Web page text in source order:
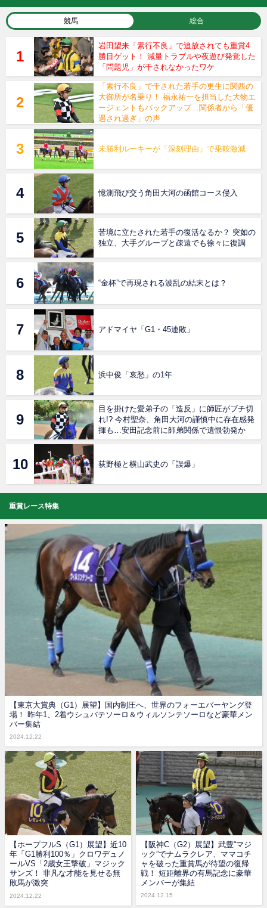
競馬 総合
岩田望来「素行不良」で追放されても重賞4
勝目ゲット！ 減量トラブルや夜遊び発覚した
「問題児」が干されなかったワケ
「素行不良」で干された若手の更生に関西の
大御所が名乗り！ 福永祐一を担当した大物エ
ージェントもバックアップ…関係者から「優
遇され過ぎ」の声
未勝利ルーキーが「深刻理由」で乗鞍激減
憶測飛び交う角田大河の函館コース侵入
苦境に立たされた若手の復活なるか？ 突如の
独立、大手グループと疎遠でも徐々に復調
“金杯”で再現される波乱の結末とは？
アドマイヤ「G1・45連敗」
浜中俊「哀愁」の1年
目を掛けた愛弟子の「造反」に師匠がブチ切
れ!? 今村聖奈、角田大河の謹慎中に存在感発
揮も…安田記念前に師弟関係で遺恨勃発か
荻野極と横山武史の「誤爆」
重賞レース特集
【東京大賞典（G1）展望】国内制圧へ、世界のフォーエバーヤング登
場！ 昨年1、2着ウシュバテソーロ＆ウィルソンテソーロなど豪華メン
バー集結
2024.12.22
【ホープフルS（G1）展望】近10
年「G1勝利100％」クロワデュノ
ールVS「2歳女王撃破」マジック
サンズ！ 非凡な才能を見せる無
敗馬が激突
2024.12.22
【阪神C（G2）展望】武豊“マジ
ック”でナムラクレア、ママコチ
ャを破った重賞馬が待望の復帰
戦！ 短距離界の有馬記念に豪華
メンバーが集結
2024.12.15